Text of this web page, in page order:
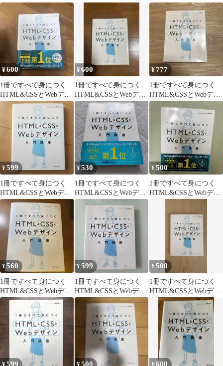
イン入門講座
イン入門講座
¥600
1冊ですべて身につく
HTML&CSSとWebデザ
イン入門講座
¥600
1冊ですべて身につく
HTML&CSSとWebデザ
イン入門講座
¥777
1冊ですべて身につく
HTML&CSSとWebデザ
イン入門講座
¥599
1冊ですべて身につく
HTML&CSSとWebデザ
イン入門講座
¥530
1冊ですべて身につく
HTML&CSSとWebデザ
イン入門講座
¥500
1冊ですべて身につく
HTML&CSSとWebデザ
¥560
1冊ですべて身につく
HTML&CSSとWebデザ
イン入門講座
¥599
1冊ですべて身につく
HTML&CSSとWebデザ
イン入門講座
¥500
1冊ですべて身につく
HTML&CSSとWebデザ
イン入門講座
599 500 600